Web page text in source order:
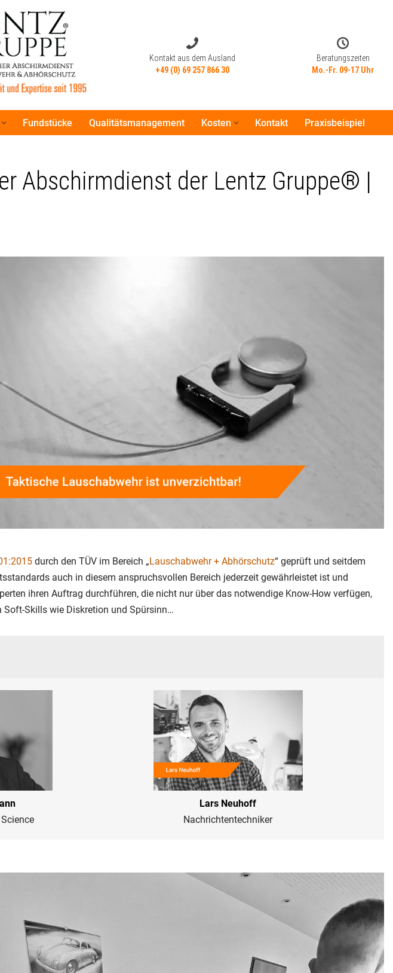
Beratungszeiten
Mo.-Fr. 09-17 Uhr
Kontakt aus dem Ausland
+49 (0) 69 257 866 30
Beratungszeiten
Kontakt aus dem Ausland
Fundstücke Qualitätsmanagement Kosten Kontakt Praxisbeispiel
Abschirmdienst der Lentz Gruppe® |
durch den TÜV im Bereich „Lauschabwehr + Abhörschutz“ geprüft und seitdem
auch in diesem anspruchsvollen Bereich jederzeit gewährleistet ist und
ihren Auftrag durchführen, die nicht nur über das notwendige Know-How verfügen,
Skills wie Diskretion und Spürsinn…
Lars Neuhoff
Nachrichtentechniker